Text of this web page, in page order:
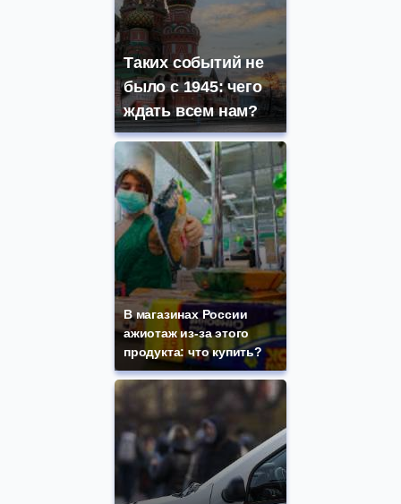
Таких событий не
было с 1945: чего
ждать всем нам?
В магазинах России
ажиотаж из-за этого
продукта: что купить?